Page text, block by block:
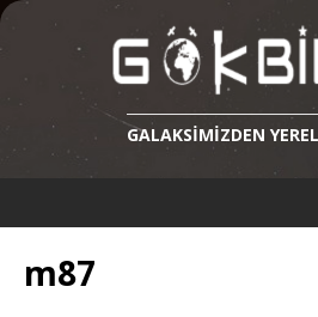
GALAKSIMIZDEN
m87